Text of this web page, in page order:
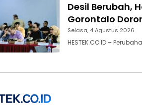
Desil Berubah,
Gorontalo
Selasa, 4 Agustus 2026
HESTEK.CO.ID –